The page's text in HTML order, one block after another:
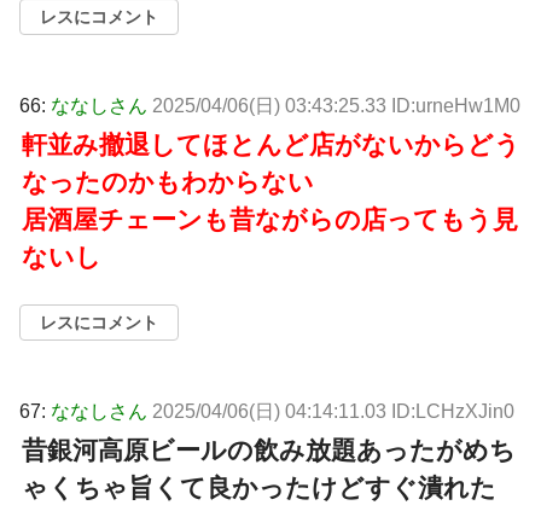
レスにコメント
66: ななしさん 2025/04/06(日) 03:43:25.33 ID:urneHw1M0
軒並み撤退してほとんど店がないからどう
なったのかもわからない
居酒屋チェーンも昔ながらの店ってもう見
ないし
レスにコメント
67: ななしさん 2025/04/06(日) 04:14:11.03 ID:LCHzXJin0
昔銀河高原ビールの飲み放題あったがめち
ゃくちゃ旨くて良かったけどすぐ潰れた